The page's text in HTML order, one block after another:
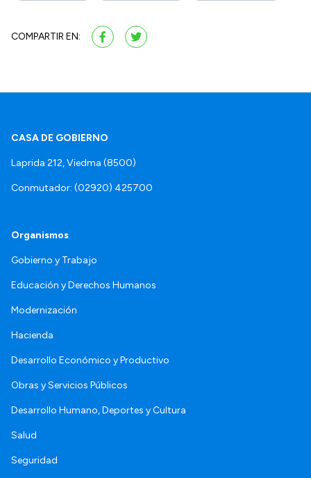
COMPARTIR EN:
CASA DE GOBIERNO
Laprida 212, Viedma (8500)
Conmutador: (02920) 425700
Organismos
Gobierno y Trabajo
Educación y Derechos Humanos
Modernización
Hacienda
Desarrollo Económico y Productivo
Obras y Servicios Públicos
Desarrollo Humano, Deportes y Cultura
Salud
Seguridad